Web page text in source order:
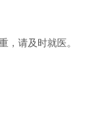
，请及时就医。